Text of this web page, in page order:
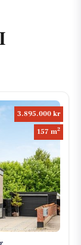
3.895.000 kr
157 m2